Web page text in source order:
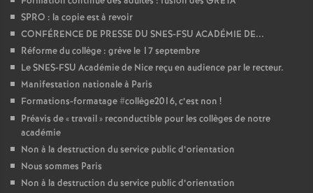
SPRO : la copie est à revoir
CONFÉRENCE DE PRESSE DU SNES-FSU ACADÉMIE DE...
Réforme du collège : grève le 17 septembre
Le SNES-FSU Académie de Nice reçu en audience par le recteur.
Manifestation nationale à Paris
Formations-formatage #collège2016, c’est non !
Préavis de «travail» reconductible pour les collèges de notre
académie
Non à la destruction du service public d’orientation
Nous sommes Paris
Non à la destruction du service public d’orientation